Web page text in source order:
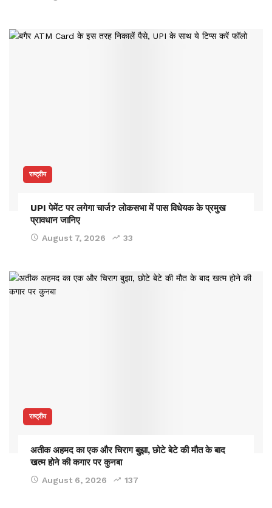
राष्ट्रीय
UPI पेमेंट पर लगेगा चार्ज? लोकसभा में पास विधेयक के प्रमुख
प्रावधान जानिए
August 7, 2026 33
राष्ट्रीय
अतीक अहमद का एक और चिराग बुझा, छोटे बेटे की मौत के बाद
खत्म होने की कगार पर कुनबा
August 6, 2026 137